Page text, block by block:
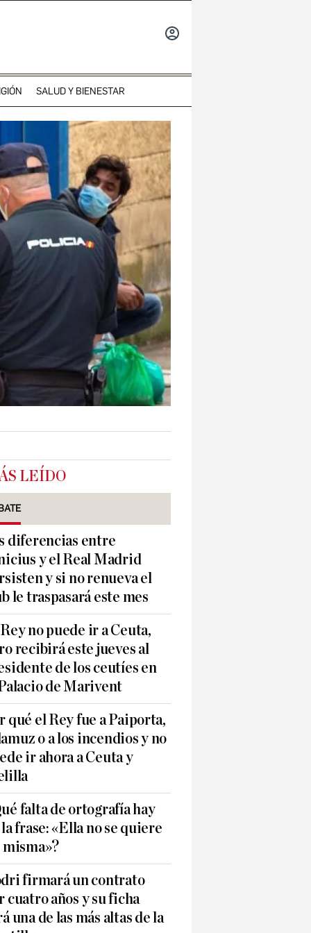
SALUD Y BIENESTAR
LEÍDO
diferencias entre
y el Real Madrid
y si no renueva el
le traspasará este mes
no puede ir a Ceuta,
recibirá este jueves al
de los ceutíes en
de Marivent
qué el Rey fue a Paiporta,
o a los incendios y no
ir ahora a Ceuta y
falta de ortografía hay
frase: «Ella no se quiere
misma»?
firmará un contrato
cuatro años y su ficha
una de las más altas de la